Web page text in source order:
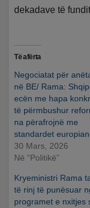
dekadave të
Të afërta
Negociatat për
në BE/ Rama:
ecën me hapa
të përmbushur
na përafrojnë me
standardet
30 Mars, 2026
Në “Politikë”
Kryeministri Rama
të rinj të punësuar
programet e nxitjes